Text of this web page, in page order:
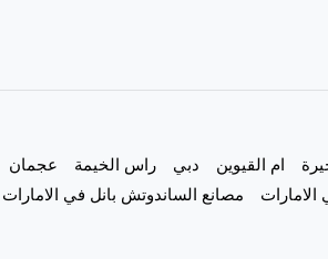
بلاط
ام القيوين دبي راس الخيمة عجمان
مصانع الساندوتش بانل في الامارات